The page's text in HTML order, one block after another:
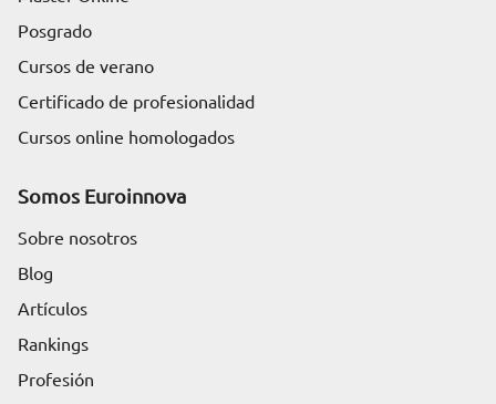
Posgrado
Cursos de verano
Certificado de profesionalidad
Cursos online homologados
Somos Euroinnova
Sobre nosotros
Blog
Artículos
Rankings
Profesión